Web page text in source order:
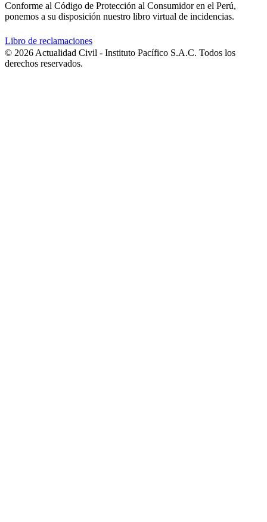
Conforme al Código de Protección al Consumidor en el Perú,
ponemos a su disposición nuestro libro virtual de incidencias.
Libro de reclamaciones
© 2026 Actualidad Civil - Instituto Pacífico S.A.C. Todos los
derechos reservados.